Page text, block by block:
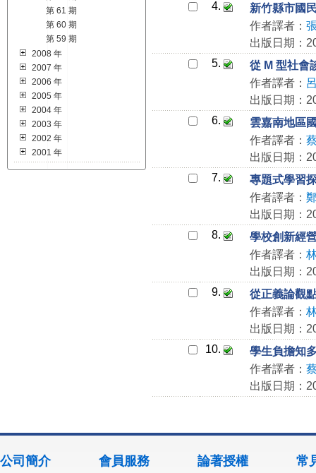
第 61 期
第 60 期
第 59 期
2008 年
2007 年
2006 年
2005 年
2004 年
2003 年
2002 年
2001 年
4.
新竹縣市國
作者譯者：
出版日期：
5.
從 M 型社會
作者譯者：
出版日期：
6.
雲嘉南地區
作者譯者：
出版日期：
7.
專題式學習
作者譯者：
出版日期：
8.
學校創新經
作者譯者：
出版日期：
9.
從正義論觀
作者譯者：
出版日期：
10.
學生負擔知
作者譯者：
出版日期：
公司簡介 會員服務 論著授權 常